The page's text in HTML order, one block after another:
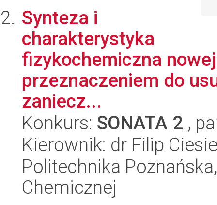
Synteza i
charakterystyka
fizykochemiczna
przeznaczeniem do
zaniecz...
Konkurs: SONATA 2 ,
Kierownik: dr Filip
Politechnika
Chemicznej